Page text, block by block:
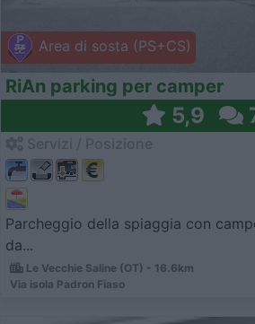
Area di sosta (PS+CS)
RiAn parking per camper
5,9
Parcheggio della spiaggia con
da...
Le Vecchie Saline (OT) - 16.6km
Via isola Padron Fiaso